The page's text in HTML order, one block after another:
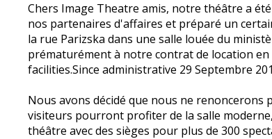
Chers Image Theatre amis, notre théâtre a
nos partenaires d'affaires et préparé un
la rue Parizska dans une salle louée du
prématurément à notre contrat de location
facilities.Since administrative 29 Septembre
Nous avons décidé que nous ne
visiteurs pourront profiter de la salle
théâtre avec des sièges pour plus de 300